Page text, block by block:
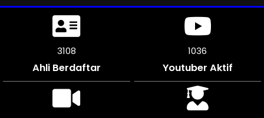
3426
Ahli Berdaftar
1142
Youtuber Aktif